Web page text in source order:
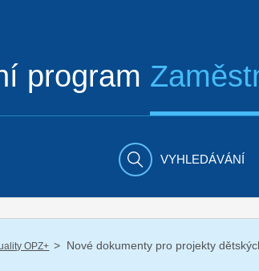
program
VYHLEDÁVÁNÍ
OPZ+ / Nové dokumenty pro projekty